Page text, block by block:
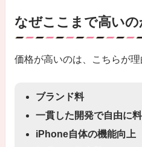
なぜここまで高いの
価格が高いのは、こちらが理
ブランド料
一貫した開発で自由に
iPhone自体の機能向上